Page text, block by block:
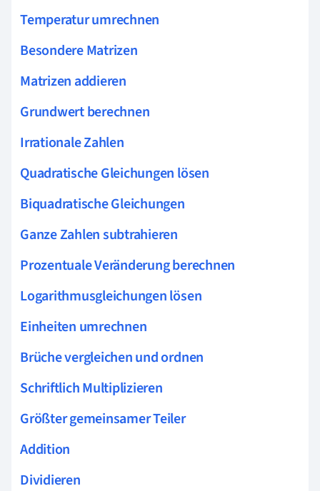
Temperatur umrechnen
Besondere Matrizen
Matrizen addieren
Grundwert berechnen
Irrationale Zahlen
Quadratische Gleichungen lösen
Biquadratische Gleichungen
Ganze Zahlen subtrahieren
Prozentuale Veränderung berechnen
Logarithmusgleichungen lösen
Einheiten umrechnen
Brüche vergleichen und ordnen
Schriftlich Multiplizieren
Größter gemeinsamer Teiler
Addition
Dividieren